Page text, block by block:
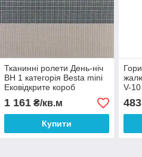
Тканинні ролети День-ніч
BH 1 категорія Besta mini
Ековідкрите короб
1 161₴/кв.м
Купити
V-10